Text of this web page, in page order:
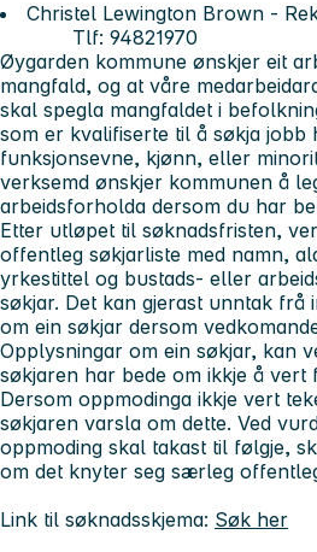
Christel Lewington Brown -
Tlf: 94821970
Øygarden kommune ønskjer eit
mangfald, og at våre
skal spegla mangfaldet i
som er kvalifiserte til å søkja jobb
funksjonsevne, kjønn, eller
verksemd ønskjer kommunen å
arbeidsforholda dersom du har
Etter utløpet til søknadsfristen,
offentleg søkjarliste med namn,
yrkestittel og bustads- eller
søkjar. Det kan gjerast unntak
om ein søkjar dersom
Opplysningar om ein søkjar, kan
søkjaren har bede om ikkje å vert
Dersom oppmodinga ikkje vert
søkjaren varsla om dette. Ved
oppmoding skal takast til følgje,
om det knyter seg særleg
Link til søknadsskjema: Søk her